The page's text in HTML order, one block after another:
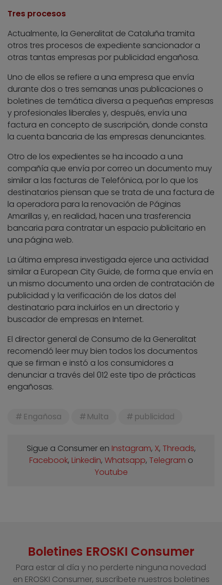
Tres procesos
Actualmente, la Generalitat de Cataluña tramita
otros tres procesos de expediente sancionador a
otras tantas empresas por publicidad engañosa.
Uno de ellos se refiere a una empresa que envía
durante dos o tres semanas unas publicaciones o
boletines de temática diversa a pequeñas empresas
y profesionales liberales y, después, envía una
factura en concepto de suscripción, donde consta
la cuenta bancaria de las empresas denunciantes.
Otro de los expedientes se ha incoado a una
compañía que envía por correo un documento muy
similar a las facturas de Telefónica, por lo que los
destinatarios piensan que se trata de una factura de
la operadora para la renovación de Páginas
Amarillas y, en realidad, hacen una trasferencia
bancaria para contratar un espacio publicitario en
una página web.
La última empresa investigada ejerce una actividad
similar a European City Guide, de forma que envía en
un mismo documento una orden de contratación de
publicidad y la verificación de los datos del
destinatario para incluirlos en un directorio y
buscador de empresas en Internet.
El director general de Consumo de la Generalitat
recomendó leer muy bien todos los documentos
que se firman e instó a los consumidores a
denunciar a través del 012 este tipo de prácticas
engañosas.
Engañosa Multa publicidad
Sigue a Consumer en Instagram, X, Threads,
Facebook, Linkedin, Whatsapp, Telegram o
Youtube
Boletines EROSKI Consumer
Para estar al día y no perderte ninguna novedad
en EROSKI Consumer, suscríbete nuestros boletines